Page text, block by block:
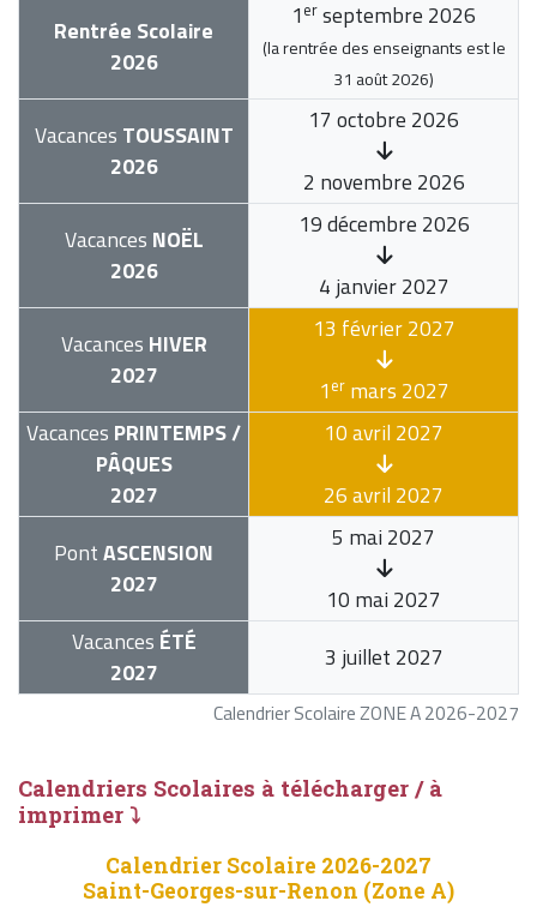
Calendrier Scolaire ZONE A 2026-2027
Rentrée Scolaire
2026
1 er septembre 2026
(la rentrée des enseignants est le
31 août 2026)
Vacances TOUSSAINT
2026
17 octobre 2026
2 novembre 2026
Vacances NOËL
2026
19 décembre 2026
4 janvier 2027
Vacances HIVER
2027
13 février 2027
1ermars 2027
Vacances PRINTEMPS /
PÂQUES
2027
10 avril 2027
26 avril 2027
PontASCENSION
2027
5 mai 2027
10 mai 2027
Vacances ÉTÉ
2027
3 juillet 2027
Calendriers Scolaires à télécharger / à
imprimer ⤵
Calendrier Scolaire 2026-2027
Saint-Georges-sur-Renon (Zone A)